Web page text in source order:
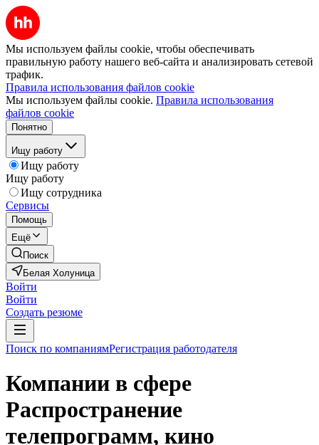
Мы используем файлы cookie, чтобы обеспечивать
правильную работу нашего веб-сайта и анализировать сетевой
трафик.
Правила использования файлов cookie
Мы используем файлы cookie. Правила использования
файлов cookie
Понятно
Ищу работу
Ищу работу
Ищу работу
Ищу сотрудника
Сервисы
Помощь
Ещё
Поиск
Белая Холуница
Войти
Войти
Создать резюме
Поиск по компаниямРегистрация работодателя
Компании в сфере
Распространение
телепрограмм, кино